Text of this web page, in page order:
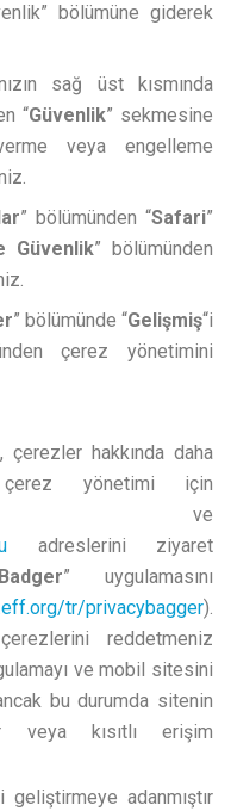
bölümüne giderek
sağ üst kısmında
“Güvenlik” sekmesine
veya engelleme
” bölümünden “Safari”
Güvenlik” bölümünden
” bölümünde “Gelişmiş“i
çerez yönetimini
çerezler hakkında daha
yönetimi için
adreslerini ziyaret
” uygulamasını
tr/privacybagger).
reddetmeniz
ve mobil sitesini
bu durumda sitenin
veya kısıtlı erişim
adanmıştır